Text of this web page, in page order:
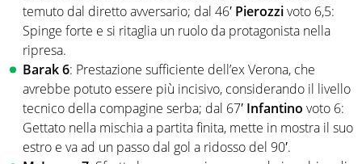
temuto dal diretto avversario; dal 46′ Pierozzivoto 6,5:
Spinge forte e si ritaglia un ruolo da protagonista nella
ripresa.
Barak6: Prestazione sufficiente dell’ex Verona, che
avrebbe potuto essere più incisivo, considerando il livello
tecnico della compagine serba; dal 67′ Infantino voto 6:
Gettato nella mischia a partita finita, mette in mostra il suo
estro e va ad un passo dal gol a ridosso del 90′.